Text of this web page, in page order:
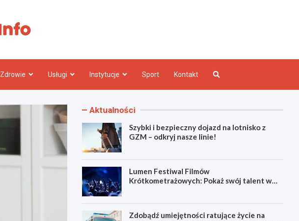
Zdrowie Usługi Instytucje Sport Kontakt
Aktualności
Szybki i bezpieczny dojazd na lotnisko z
GZM – odkryj nasze linie!
Lumen Festiwal Filmów
Krótkometrażowych: Pokaż swój talent w
Zdobądź umiejętności ratujące życie na